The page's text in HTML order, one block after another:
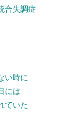
合失調症
い時に
には
ていた